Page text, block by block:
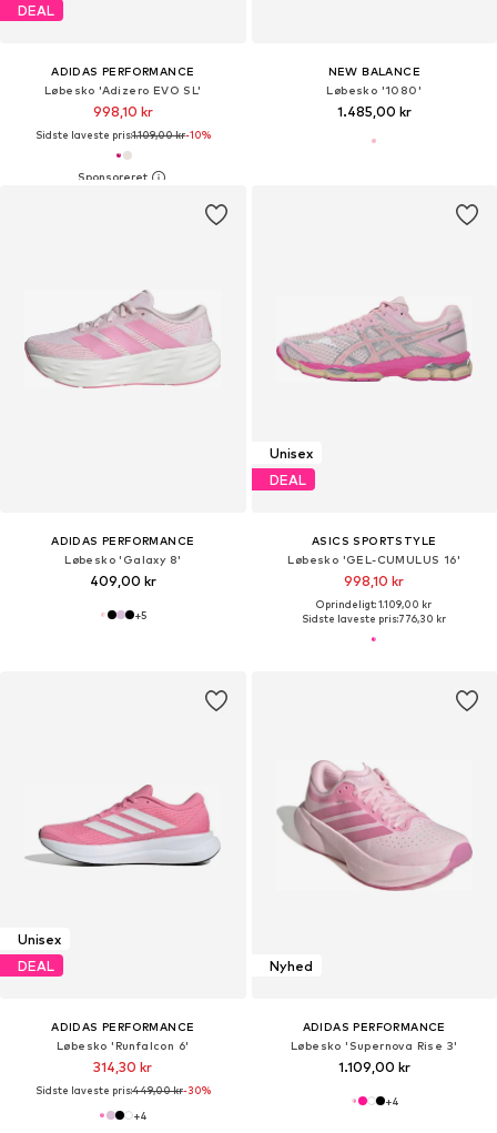
DEAL
ADIDAS PERFORMANCE
Løbesko 'Adizero EVO SL'
998,10 kr
Sidste laveste pris:1.109,00 kr-10%
NEW BALANCE
Løbesko '1080'
1.485,00 kr
ADIDAS PERFORMANCE
Løbesko 'Galaxy 8'
409,00 kr
+5
Unisex
DEAL
ASICS SPORTSTYLE
Løbesko 'GEL-CUMULUS 16'
998,10 kr
Oprindeligt: 1.109,00 kr
Sidste laveste pris:776,30 kr
Unisex
DEAL
ADIDAS PERFORMANCE
Løbesko 'Runfalcon 6'
314,30 kr
Sidste laveste pris:449,00 kr-30%
+4
Nyhed
ADIDAS PERFORMANCE
Løbesko 'Supernova Rise 3'
1.109,00 kr
+4